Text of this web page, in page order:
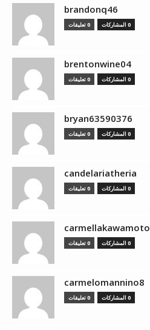
brandonq46
0 المشاركات 0 تعليقات
brentonwine04
0 المشاركات 0 تعليقات
bryan63590376
0 المشاركات 0 تعليقات
candelariatheria
0 المشاركات 0 تعليقات
carmellakawamoto
0 المشاركات 0 تعليقات
carmelomannino8
0 المشاركات 0 تعليقات